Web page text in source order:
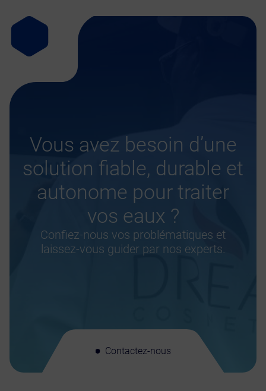
Contactez-nous
Vous avez besoin d’une
solution fiable, durable et
autonome pour traiter
vos eaux ?
Confiez-nous vos problématiques et
laissez-vous guider par nos experts.